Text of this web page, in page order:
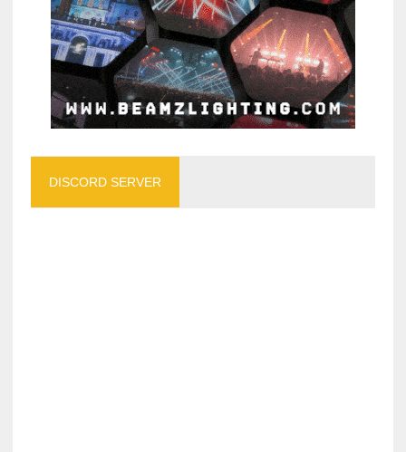
DISCORD SERVER